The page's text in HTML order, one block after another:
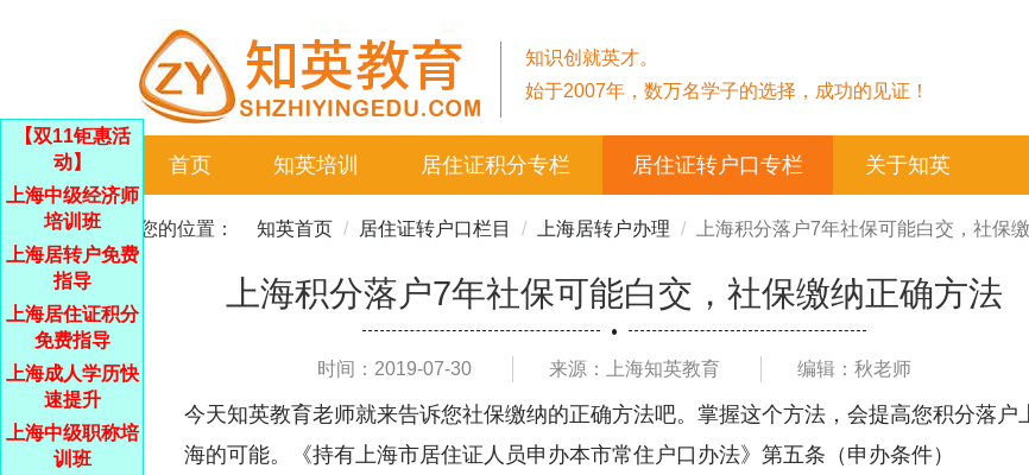
【双11钜惠活
动】
上海中级经济师
培训班
上海居转户免费
指导
上海居住证积分
免费指导
上海成人学历快
速提升
上海中级职称培
训班
知识创就英才。
始于2007年，数万名学子的选择，成功的见证！
首页 知英培训 居住证积分专栏 居住证转户口专栏 关于知英
您的位置： 知英首页 居住证转户口栏目 上海居转户办理 上海积分落户7年社保可能白交，社保
上海积分落户7年社保可能白交，社保缴纳正确方法
时间：2019-07-30 来源：上海知英教育 编辑：秋老师
今天知英教育老师就来告诉您社保缴纳的正确方法吧。掌握这个方法，会提高您积分落户
海的可能。《持有上海市居住证人员申办本市常住户口办法》第五条（申办条件）